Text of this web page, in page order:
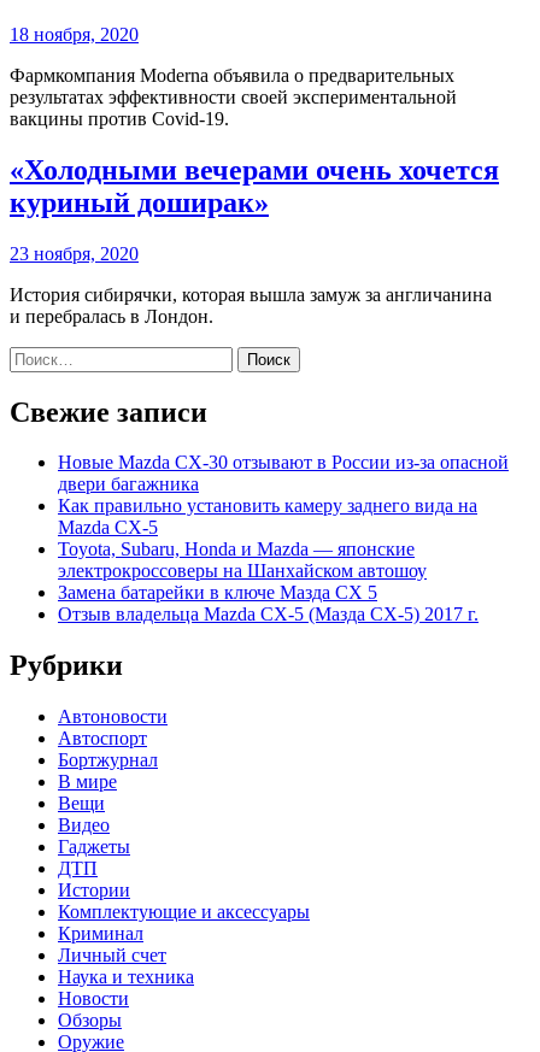
18 ноября, 2020
Фармкомпания Moderna объявила о предварительных
результатах эффективности своей экспериментальной
вакцины против Covid-19.
«Холодными вечерами очень хочется
куриный доширак»
23 ноября, 2020
История сибирячки, которая вышла замуж за англичанина
и перебралась в Лондон.
Найти:
Свежие записи
Новые Mazda CX-30 отзывают в России из-за опасной
двери багажника
Как правильно установить камеру заднего вида на
Mazda CX-5
Toyota, Subaru, Honda и Mazda — японские
электрокроссоверы на Шанхайском автошоу
Замена батарейки в ключе Мазда СХ 5
Отзыв владельца Mazda CX-5 (Мазда СХ-5) 2017 г.
Рубрики
Автоновости
Автоспорт
Бортжурнал
В мире
Вещи
Видео
Гаджеты
ДТП
Истории
Комплектующие и аксессуары
Криминал
Личный счет
Наука и техника
Новости
Обзоры
Оружие